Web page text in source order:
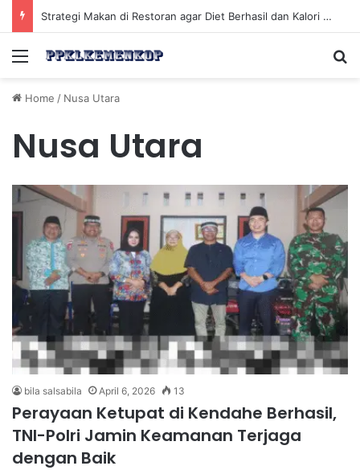
Strategi Makan di Restoran agar Diet Berhasil dan Kalori Tetap Terkontrol
Menu
Home / Nusa Utara
Nusa Utara
bila salsabila April 6, 2026 13
Perayaan Ketupat di Kendahe Berhasil,
TNI-Polri Jamin Keamanan Terjaga
dengan Baik